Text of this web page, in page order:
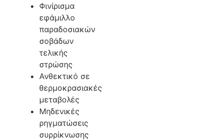
Φινίρισμα
εφάμιλλο
παραδοσιακών
σοβάδων
τελικής
στρώσης
Ανθεκτικό σε
θερμοκρασιακές
μεταβολές
Μηδενικές
ρηγματώσεις
συρρίκνωσης